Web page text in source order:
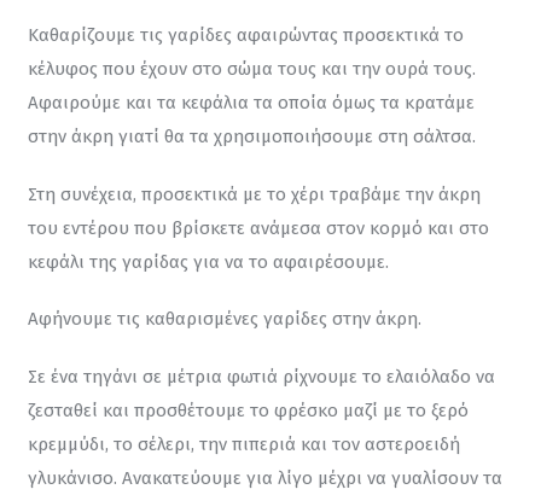
Καθαρίζουμε τις γαρίδες αφαιρώντας προσεκτικά το
κέλυφος που έχουν στο σώμα τους και την ουρά τους.
Αφαιρούμε και τα κεφάλια τα οποία όμως τα κρατάμε
στην άκρη γιατί θα τα χρησιμοποιήσουμε στη σάλτσα.
Στη συνέχεια, προσεκτικά με το χέρι τραβάμε την άκρη
του εντέρου που βρίσκετε ανάμεσα στον κορμό και στο
κεφάλι της γαρίδας για να το αφαιρέσουμε.
Αφήνουμε τις καθαρισμένες γαρίδες στην άκρη.
Σε ένα τηγάνι σε μέτρια φωτιά ρίχνουμε το ελαιόλαδο να
ζεσταθεί και προσθέτουμε το φρέσκο μαζί με το ξερό
κρεμμύδι, το σέλερι, την πιπεριά και τον αστεροειδή
γλυκάνισο. Ανακατεύουμε για λίγο μέχρι να γυαλίσουν τα